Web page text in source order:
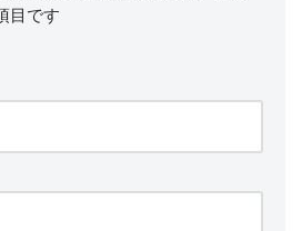
目です